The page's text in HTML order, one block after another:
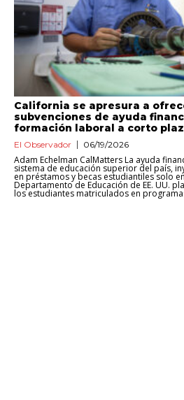
California se apresura a
subvenciones de ayuda
formación laboral a corto
El Observador 06/19/2026
Adam Echelman CalMatters La ayuda
sistema de educación superior del país,
en préstamos y becas estudiantiles solo
Departamento de Educación de EE. UU.
los estudiantes matriculados en